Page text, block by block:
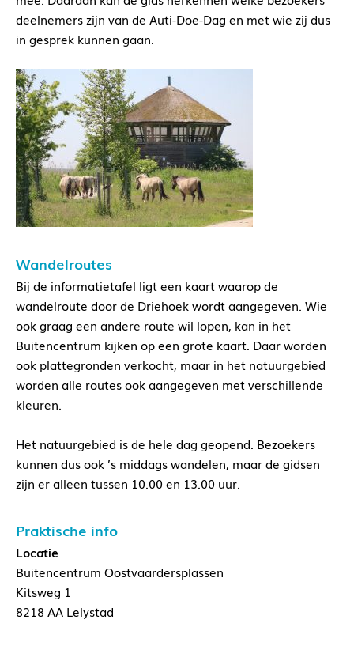
deelnemers zijn van de Auti-Doe-Dag en met wie zij dus
in gesprek kunnen gaan.
Wandelroutes
Bij de informatietafel ligt een kaart waarop de
wandelroute door de Driehoek wordt aangegeven. Wie
ook graag een andere route wil lopen, kan in het
Buitencentrum kijken op een grote kaart. Daar worden
ook plattegronden verkocht, maar in het natuurgebied
worden alle routes ook aangegeven met verschillende
kleuren.
Het natuurgebied is de hele dag geopend. Bezoekers
kunnen dus ook ’s middags wandelen, maar de gidsen
zijn er alleen tussen 10.00 en 13.00 uur.
Praktische info
Locatie
Buitencentrum Oostvaardersplassen
Kitsweg 1
8218 AA Lelystad